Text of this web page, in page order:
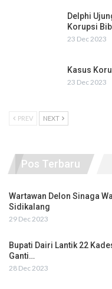
Delphi
Korupsi
23 Dec 2023
Kasus
23 Dec 2023
PREV NEXT
Pos Terbaru
Wartawan Delon Sinaga
Sidikalang
29 Dec 2023
Bupati Dairi Lantik 22
Ganti…
28 Dec 2023